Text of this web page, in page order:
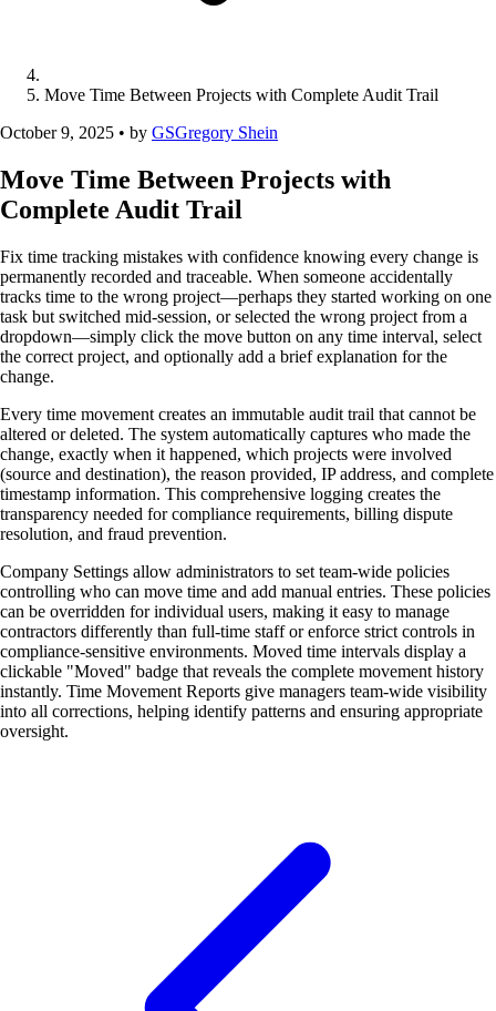
Move Time Between Projects with Complete Audit Trail
October 9, 2025 • by GSGregory Shein
Move Time Between Projects with
Complete Audit Trail
Fix time tracking mistakes with confidence knowing every change is
permanently recorded and traceable. When someone accidentally
tracks time to the wrong project—perhaps they started working on one
task but switched mid-session, or selected the wrong project from a
dropdown—simply click the move button on any time interval, select
the correct project, and optionally add a brief explanation for the
change.
Every time movement creates an immutable audit trail that cannot be
altered or deleted. The system automatically captures who made the
change, exactly when it happened, which projects were involved
(source and destination), the reason provided, IP address, and complete
timestamp information. This comprehensive logging creates the
transparency needed for compliance requirements, billing dispute
resolution, and fraud prevention.
Company Settings allow administrators to set team-wide policies
controlling who can move time and add manual entries. These policies
can be overridden for individual users, making it easy to manage
contractors differently than full-time staff or enforce strict controls in
compliance-sensitive environments. Moved time intervals display a
clickable "Moved" badge that reveals the complete movement history
instantly. Time Movement Reports give managers team-wide visibility
into all corrections, helping identify patterns and ensuring appropriate
oversight.